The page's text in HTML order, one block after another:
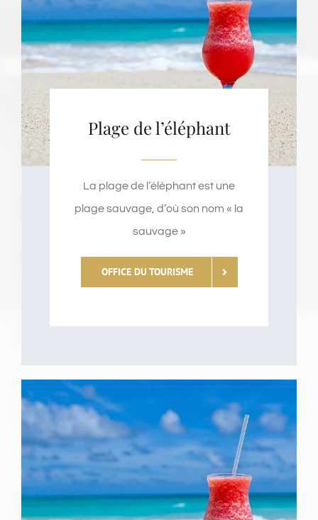
Plage de l’éléphant
La plage de l’éléphant est une
plage sauvage, d’où son nom « la
sauvage »
OFFICE DU TOURISME